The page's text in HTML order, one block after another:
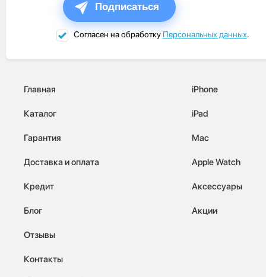
Подписаться
Согласен на обработку Персональных данных.
Главная
Каталог
Гарантия
Доставка и оплата
Кредит
Блог
Отзывы
Контакты
iPhone
iPad
Mac
Apple Watch
Аксессуары
Акции